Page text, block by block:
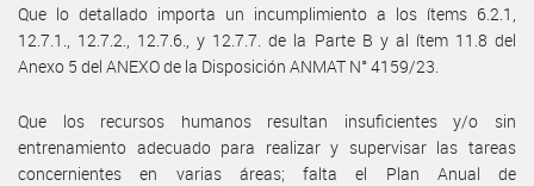
Que lo detallado importa un incumplimiento a los ítems 6.2.1,
12.7.1., 12.7.2., 12.7.6., y 12.7.7. de la Parte B y al ítem 11.8 del
Anexo 5 del ANEXO de la Disposición ANMAT N° 4159/23.
Que los recursos humanos resultan insuficientes y/o sin
entrenamiento adecuado para realizar y supervisar las tareas
concernientes en varias áreas; falta el Plan Anual de